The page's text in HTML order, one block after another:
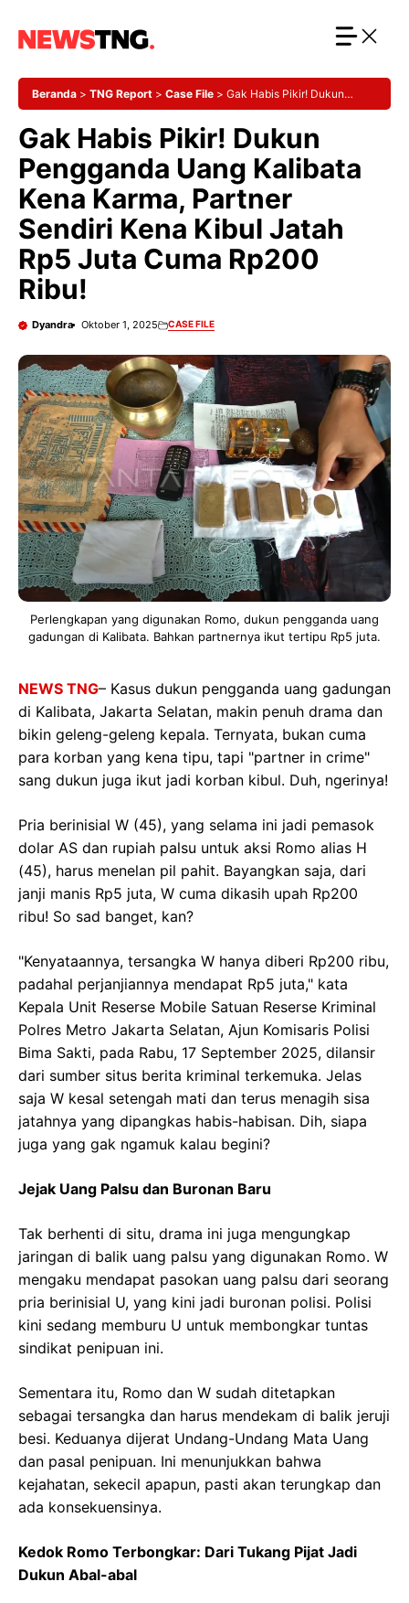
Beranda > TNG Report > Case File > Gak Habis Pikir! Dukun
Jatah Rp5 Juta Cuma Rp200 Ribu!
Gak Habis Pikir! Dukun
Pengganda Uang Kalibata
Kena Karma, Partner
Sendiri Kena Kibul Jatah
Rp5 Juta Cuma Rp200
Ribu!
Dyandra Oktober 1, 2025 CASE FILE
Perlengkapan yang digunakan Romo, dukun pengganda uang
gadungan di Kalibata. Bahkan partnernya ikut tertipu Rp5 juta.
NEWS TNG– Kasus dukun pengganda uang gadungan
di Kalibata, Jakarta Selatan, makin penuh drama dan
bikin geleng-geleng kepala. Ternyata, bukan cuma
para korban yang kena tipu, tapi "partner in crime"
sang dukun juga ikut jadi korban kibul. Duh, ngerinya!
Pria berinisial W (45), yang selama ini jadi pemasok
dolar AS dan rupiah palsu untuk aksi Romo alias H
(45), harus menelan pil pahit. Bayangkan saja, dari
janji manis Rp5 juta, W cuma dikasih upah Rp200
ribu! So sad banget, kan?
"Kenyataannya, tersangka W hanya diberi Rp200 ribu,
padahal perjanjiannya mendapat Rp5 juta," kata
Kepala Unit Reserse Mobile Satuan Reserse Kriminal
Polres Metro Jakarta Selatan, Ajun Komisaris Polisi
Bima Sakti, pada Rabu, 17 September 2025, dilansir
dari sumber situs berita kriminal terkemuka. Jelas
saja W kesal setengah mati dan terus menagih sisa
jatahnya yang dipangkas habis-habisan. Dih, siapa
juga yang gak ngamuk kalau begini?
Jejak Uang Palsu dan Buronan Baru
Tak berhenti di situ, drama ini juga mengungkap
jaringan di balik uang palsu yang digunakan Romo. W
mengaku mendapat pasokan uang palsu dari seorang
pria berinisial U, yang kini jadi buronan polisi. Polisi
kini sedang memburu U untuk membongkar tuntas
sindikat penipuan ini.
Sementara itu, Romo dan W sudah ditetapkan
sebagai tersangka dan harus mendekam di balik jeruji
besi. Keduanya dijerat Undang-Undang Mata Uang
dan pasal penipuan. Ini menunjukkan bahwa
kejahatan, sekecil apapun, pasti akan terungkap dan
ada konsekuensinya.
Kedok Romo Terbongkar: Dari Tukang Pijat Jadi
Dukun Abal-abal